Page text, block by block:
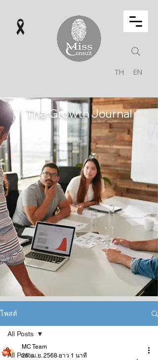
TH EN
The Growth Journal
โพสต์
All Posts
All Posts
MC Team
26 เม.ย. 2568 ยาว 1 นาที